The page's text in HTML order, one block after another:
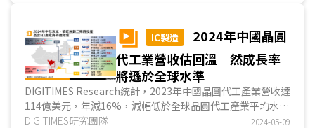
IC製造
2024年中國晶圓
代工業營收估回溫 然成長率
將遜於全球水準
DIGITIMES Research統計，2023年中國晶圓代工產業營收達
114億美元，年減16%，減幅低於全球晶圓代工產業平均水準
(-13%)；展望2024年，DIGITIMES Research預估中...
DIGITIMES研究團隊 2024-05-09